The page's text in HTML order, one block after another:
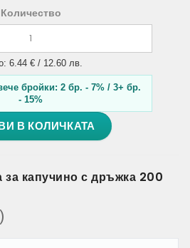
Количество
6.44 € / 12.60 лв.
бройки: 2 бр. - 7% / 3+ бр.
- 15%
В КОЛИЧКАТА
капучино с дръжка 200
)